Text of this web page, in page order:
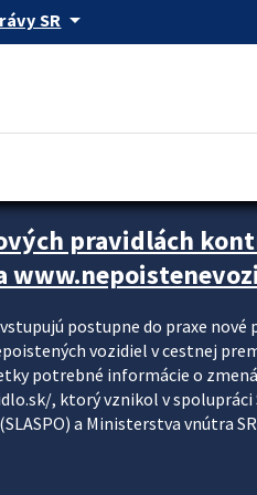
SR arrow_drop_down
pravidlách
postupne do praxe
vozidiel v cestnej
potrebné informácie o
, ktorý vznikol v spolupráci
a Ministerstva vnútra